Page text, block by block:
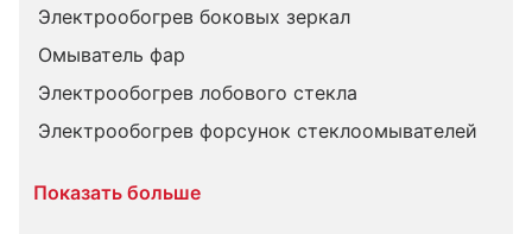
Электрообогрев боковых зеркал
Омыватель фар
Электрообогрев лобового стекла
Электрообогрев форсунок стеклоомывателей
Показать больше